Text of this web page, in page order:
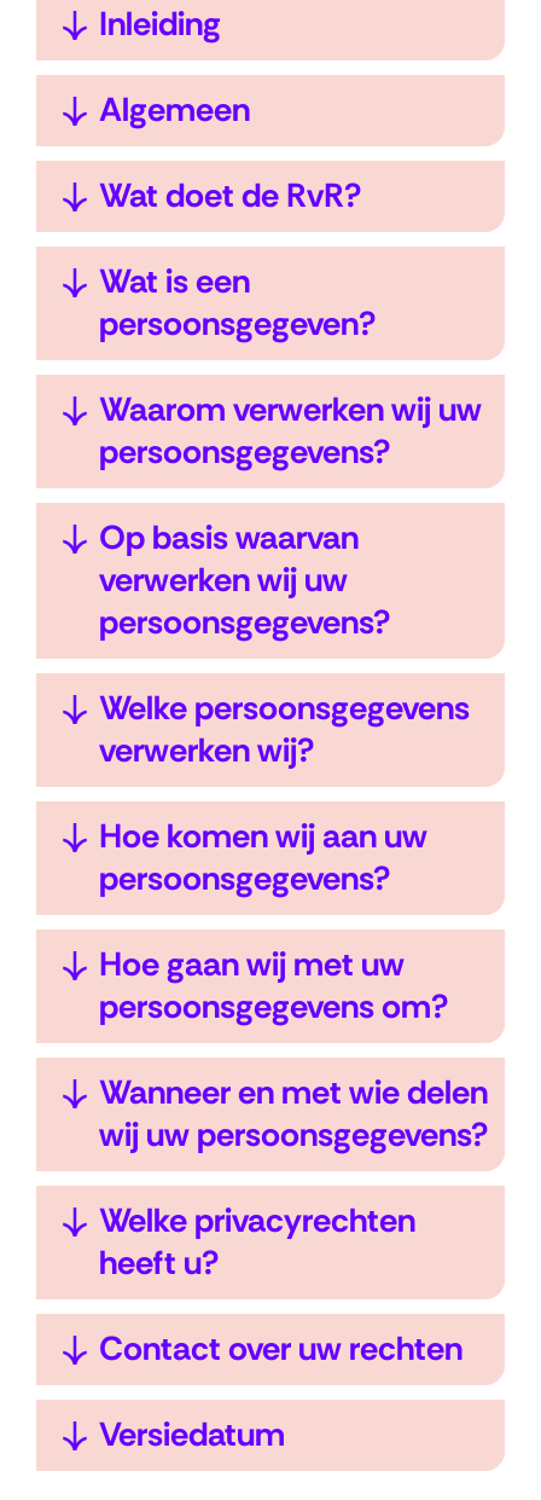
Inleiding
U
i
t
k
l
a
p
p
e
n
Algemeen
U
i
t
k
l
a
p
p
e
n
Wat doet de RvR?
U
i
t
k
l
a
p
p
e
n
Wat is een
persoonsgegeven?
U
i
t
k
l
a
p
p
e
n
Waarom verwerken wij uw
persoonsgegevens?
U
i
t
k
l
a
p
p
e
n
Op basis waarvan
verwerken wij uw
persoonsgegevens?
U
i
t
k
l
a
p
p
e
n
Welke persoonsgegevens
verwerken wij?
U
i
t
k
l
a
p
p
e
n
Hoe komen wij aan uw
persoonsgegevens?
U
i
t
k
l
a
p
p
e
n
Hoe gaan wij met uw
persoonsgegevens om?
U
i
t
k
l
a
p
p
e
n
Wanneer en met wie delen
wij uw persoonsgegevens?
U
i
t
k
l
a
p
p
e
n
Welke privacyrechten
heeft u?
U
i
t
k
l
a
p
Contact over uw rechten
U
i
t
k
Versiedatum
U
i